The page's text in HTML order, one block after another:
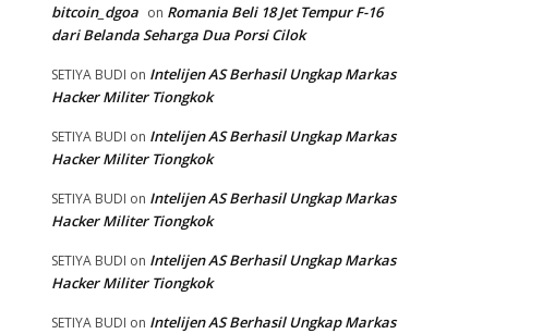
bitcoin_dgoa on Romania Beli 18 Jet Tempur F-16
dari Belanda Seharga Dua Porsi Cilok
SETIYA BUDI on Intelijen AS Berhasil Ungkap Markas
Hacker Militer Tiongkok
SETIYA BUDI on Intelijen AS Berhasil Ungkap Markas
Hacker Militer Tiongkok
SETIYA BUDI on Intelijen AS Berhasil Ungkap Markas
Hacker Militer Tiongkok
SETIYA BUDI on Intelijen AS Berhasil Ungkap Markas
Hacker Militer Tiongkok
SETIYA BUDI on Intelijen AS Berhasil Ungkap Markas